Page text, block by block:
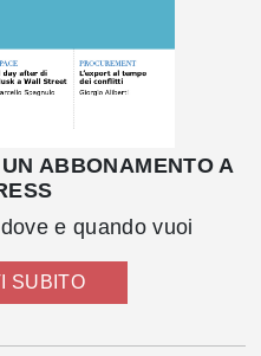
ABBONAMENTO A
e quando vuoi
SUBITO